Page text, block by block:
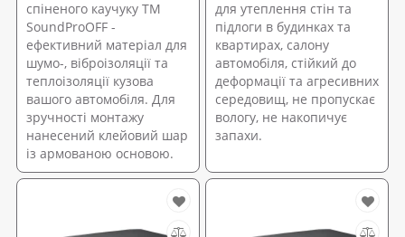
спіненого каучуку ТМ
SoundProOFF -
ефективний матеріал для
шумо-, віброізоляції та
теплоізоляції кузова
вашого автомобіля. Для
зручності монтажу
нанесений клейовий шар
із армованою основою.
для утеплення стін та
підлоги в будинках та
квартирах, салону
автомобіля, стійкий до
деформації та агресивних
середовищ, не пропускає
вологу, не накопичує
запахи.